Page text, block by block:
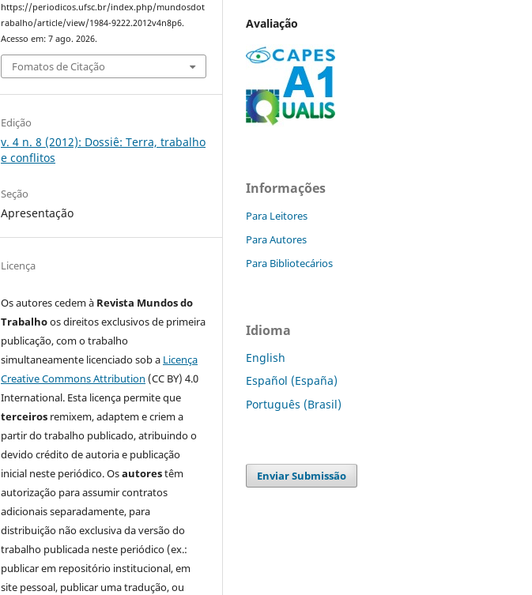
https://periodicos.ufsc.br/index.php/mundosdot
rabalho/article/view/1984-9222.2012v4n8p6.
Acesso em: 7 ago. 2026.
Fomatos de Citação
Edição
v. 4 n. 8 (2012): Dossiê: Terra, trabalho
e conflitos
Seção
Apresentação
Licença
Os autores cedem à Revista Mundos do
Trabalhoos direitos exclusivos de primeira
publicação, com o trabalho
simultaneamente licenciado sob a Licença
Creative Commons Attribution (CC BY) 4.0
International. Esta licença permite que
terceiros remixem, adaptem e criem a
partir do trabalho publicado, atribuindo o
devido crédito de autoria e publicação
inicial neste periódico. Osautorestêm
autorização para assumir contratos
adicionais separadamente, para
distribuição não exclusiva da versão do
trabalho publicada neste periódico (ex.:
publicar em repositório institucional, em
site pessoal, publicar uma tradução, ou
Avaliação
Informações
Para Leitores
Para Autores
Para Bibliotecários
Idioma
English
Español (España)
Português (Brasil)
Enviar Submissão